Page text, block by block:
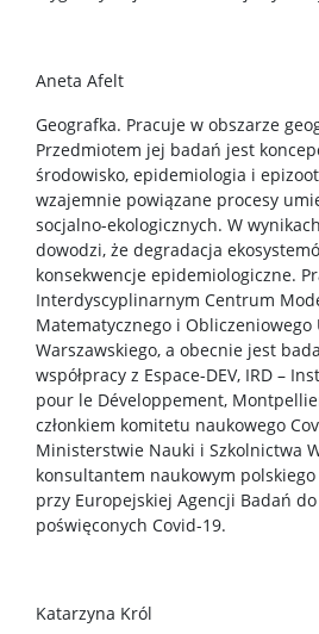
Aneta Afelt
Geografka. Pracuje w obszarze
Przedmiotem jej badań jest
środowisko, epidemiologia i
wzajemnie powiązane procesy
socjalno-ekologicznych. W
dowodzi, że degradacja
konsekwencje epidemiologiczne.
Interdyscyplinarnym Centrum
Matematycznego i
Warszawskiego, a obecnie jest
współpracy z Espace-DEV, IRD –
pour le Développement,
członkiem komitetu naukowego
Ministerstwie Nauki i Szkolnictwa
konsultantem naukowym
przy Europejskiej Agencji Badań
poświęconych Covid-19.
Katarzyna Król